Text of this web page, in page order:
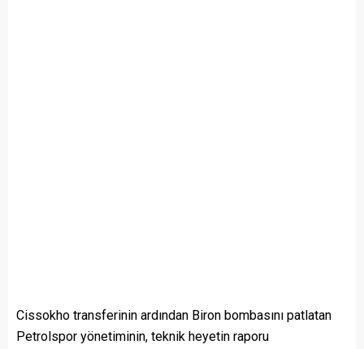
Cissokho transferinin ardından Biron bombasını patlatan
Petrolspor yönetiminin, teknik heyetin raporu